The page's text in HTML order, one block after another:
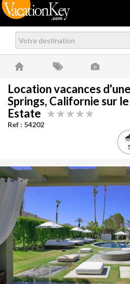
Location vacances
Springs, Californie sur
Estate
Ref : 54202